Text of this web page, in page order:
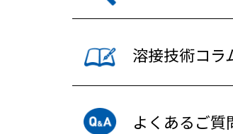
溶接技術コラ
よくあるご質